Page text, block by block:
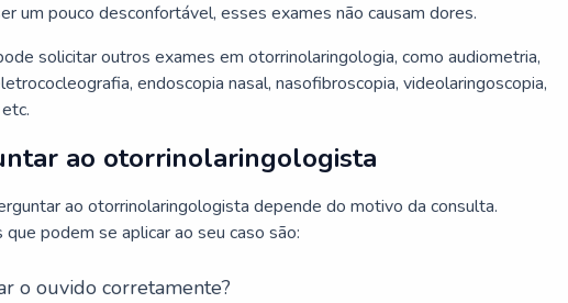
um pouco desconfortável, esses exames não causam dores.
solicitar outros exames em otorrinolaringologia, como audiometria,
endoscopia nasal, nasofibroscopia, videolaringoscopia,
ao otorrinolaringologista
ao otorrinolaringologista depende do motivo da consulta.
podem se aplicar ao seu caso são:
o ouvido corretamente?